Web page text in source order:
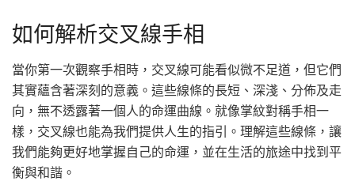
如何解析交叉線手相
當你第一次觀察手相時，交叉線可能看似微不足道，但它們
其實蘊含著深刻的意義。這些線條的長短、深淺、分佈及走
向，無不透露著一個人的命運曲線。就像掌紋對稱手相一
樣，交叉線也能為我們提供人生的指引。理解這些線條，讓
我們能夠更好地掌握自己的命運，並在生活的旅途中找到平
衡與和諧。